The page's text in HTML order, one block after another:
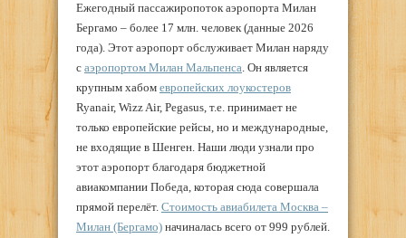
Ежегодный пассажиропоток аэропорта Милан
Бергамо – более 17 млн. человек (данные 2026
года). Этот аэропорт обслуживает Милан наряду
с аэропортом Милан Мальпенса. Он является
крупным хабом европейских лоукостеров
Ryanair, Wizz Air, Pegasus, т.е. принимает не
только европейские рейсы, но и международные,
не входящие в Шенген. Наши люди узнали про
этот аэропорт благодаря бюджетной
авиакомпании Победа, которая сюда совершала
прямой перелёт. Стоимость авиабилета Москва –
Милан (Бергамо) начиналась всего от 999 рублей.